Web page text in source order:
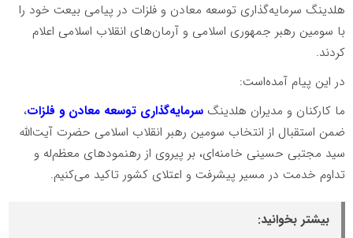
هلدینگ سرمایه‌گذاری توسعه معادن و فلزات در پیامی بیعت خود را
با سومین رهبر جمهوری اسلامی و آرمان‌های انقلاب اسلامی اعلام
کردند.
در این پیام آمده‌است:
ما کارکنان و مدیران هلدینگ‌سرمایه‌گذاری توسعه معادن و فلزات،
ضمن استقبال از انتخاب سومین رهبر انقلاب اسلامی حضرت آیت‌الله
سید مجتبی حسینی خامنه‌ای، بر پیروی از رهنمودهای معظم‌له و
تداوم خدمت در مسیر پیشرفت و اعتلای کشور تاکید می‌کنیم.
بیشتر بخوانید: